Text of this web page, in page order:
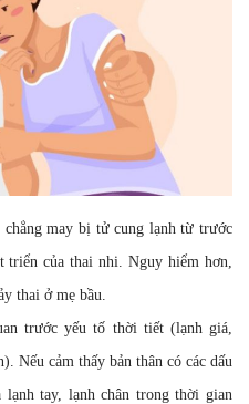
may bị tử cung lạnh từ trước
triển của thai nhi. Nguy hiểm hơn,
thai ở mẹ bầu.
trước yếu tố thời tiết (lạnh giá,
Nếu cảm thấy bản thân có các dấu
tay, lạnh chân trong thời gian